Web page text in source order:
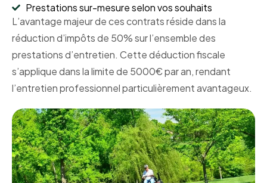
Prestations sur-mesure selon vos souhaits
L’avantage majeur de ces contrats réside dans la
réduction d’impôts de 50% sur l’ensemble des
prestations d’entretien. Cette déduction fiscale
s’applique dans la limite de 5000€ par an, rendant
l’entretien professionnel particulièrement avantageux.